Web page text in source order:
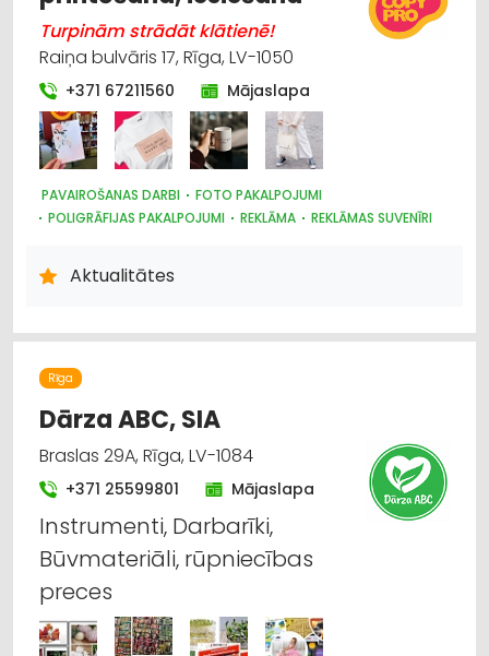
Turpinām strādāt klātienē!
Raiņa bulvāris 17, Rīga, LV-1050
+371 67211560 Mājaslapa
PAVAIROŠANAS DARBI
FOTO PAKALPOJUMI
POLIGRĀFIJAS PAKALPOJUMI
REKLĀMA
REKLĀMAS SUVENĪRI
PAVAIROŠANAS TEHNIKA
Aktualitātes
Rīga
Dārza ABC, SIA
Braslas 29A, Rīga, LV-1084
+371 25599801 Mājaslapa
Instrumenti, Darbarīki,
Būvmateriāli, rūpniecības
preces